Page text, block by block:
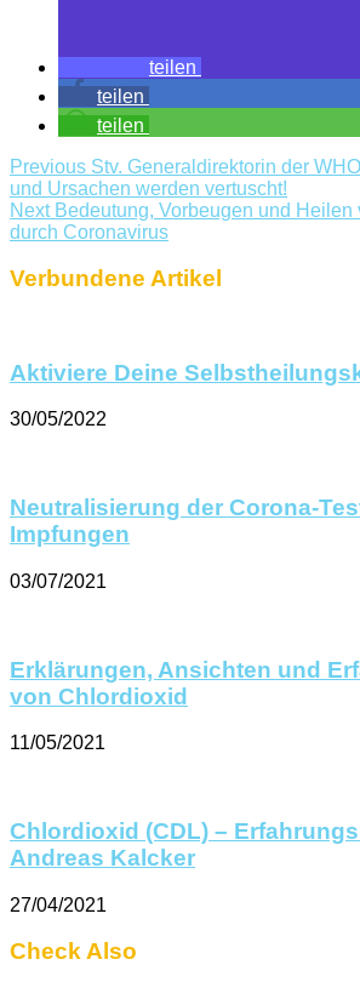
teilen
teilen
teilen
Previous Stv. Generaldirektorin der
und Ursachen werden vertuscht!
NextBedeutung, Vorbeugen und Heilen
durch Coronavirus
Verbundene Artikel
Aktiviere Deine
30/05/2022
Neutralisierung der Corona-
Impfungen
03/07/2021
Erklärungen, Ansichten und
von Chlordioxid
11/05/2021
Chlordioxid (CDL) –
Andreas Kalcker
27/04/2021
Check Also